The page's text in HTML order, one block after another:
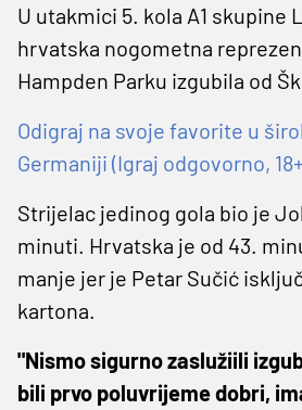
U utakmici 5. kola A1 skupine
hrvatska nogometna
Hampden Parku izgubila od
Odigraj na svoje favorite u
Germaniji (Igraj odgovorno,
Strijelac jedinog gola bio je
minuti. Hrvatska je od 43.
manje jer je Petar Sučić
kartona.
"Nismo sigurno zaslužiili
bili prvo poluvrijeme dobri,